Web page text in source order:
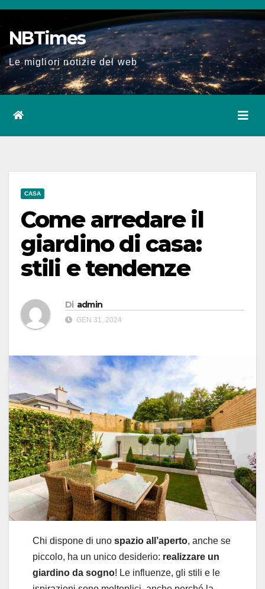
Salta
al
contenuto
NBTimes
Le migliori notizie del web
CASA
Come arredare il
giardino di casa:
stili e tendenze
Di admin
GEN 31, 2024
Chi dispone di uno spazio all’aperto, anche se
piccolo, ha un unico desiderio: realizzare un
giardino da sogno! Le influenze, gli stili e le